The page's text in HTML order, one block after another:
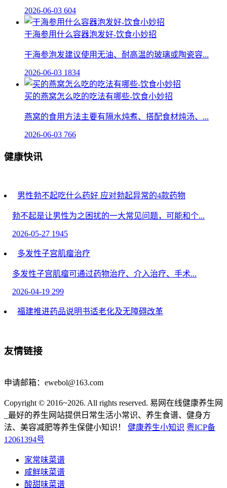
2026-06-03 604
干海参用什么容器泡发好-饮食小妙招
干海参泡发建议使用无油、耐高温的玻璃或陶瓷容...
2026-06-03 1834
买的燕窝怎么吃的吃法有哪些-饮食小妙招
燕窝的食用方法主要有隔水炖煮、搭配食材炖汤、...
2026-06-03 766
健康快讯
男性勃不起吃什么药好 应对勃起异常的4款药物
勃不起是让男性为之困扰的一大常见问题，可能和个...
2026-05-27 1945
多发性子宫肌瘤治疗
多发性子宫肌瘤可通过药物治疗、介入治疗、手术...
2026-04-19 299
福建推进药品说明书适老化及无障碍改革
2026-04-14
金水宝作为一种常见的药物，在调节身体机能、改善...
2026-03-29 767
子宫盆腔炎会不会发烧
2026-03-06 262
爱出汗的女人怎么调理吃什么药前一段时间喝了中药
友情链接
申请邮箱：ewebol@163.com
Copyright © 2016~2026. All rights reserved. 易网在线健康养生网
_最好的养生网站提供日常生活小常识、养生食谱、健身方
法、美容减肥等养生保健小知识！ 健康养生小知识 粤ICP备
12061394号
家常味菜谱
咸鲜味菜谱
酸甜味菜谱